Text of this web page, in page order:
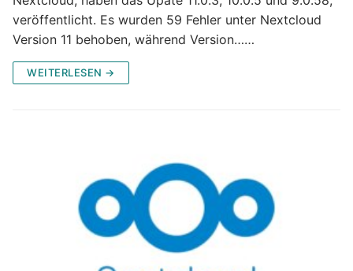
veröffentlicht. Es wurden 59 Fehler unter Nextcloud
Version 11 behoben, während Version……
WEITERLESEN →